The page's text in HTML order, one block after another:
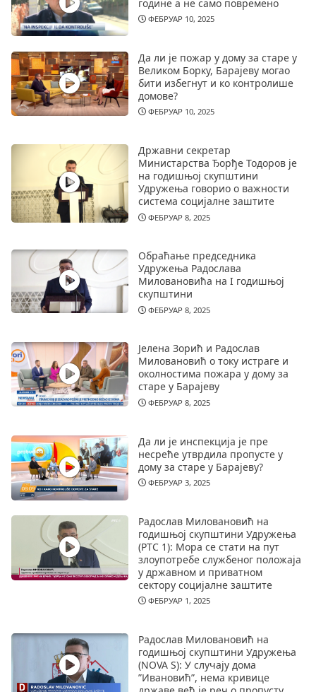
године а не само повремено
ФЕБРУАР 10, 2025
Да ли је пожар у дому за старе у
Великом Борку, Барајеву могао
бити избегнут и ко контролише
домове?
ФЕБРУАР 10, 2025
Државни секретар
Министарства Ђорђе Тодоров је
на годишњој скупштини
Удружења говорио о важности
система социјалне заштите
ФЕБРУАР 8, 2025
Обраћање председника
Удружења Радослава
Миловановића на I годишњој
скупштини
ФЕБРУАР 8, 2025
Јелена Зорић и Радослав
Миловановић о току истраге и
околностима пожара у дому за
старе у Барајеву
ФЕБРУАР 8, 2025
Да ли је инспекција је пре
несреће утврдила пропусте у
дому за старе у Барајеву?
ФЕБРУАР 3, 2025
Радослав Миловановић на
годишњој скупштини Удружења
(РТС 1): Мора се стати на пут
злоупотребе службеног положаја
у државном и приватном
сектору социјалне заштите
ФЕБРУАР 1, 2025
Радослав Миловановић на
годишњој скупштини Удружења
(NOVA S): У случају дома
”Ивановић”, нема кривице